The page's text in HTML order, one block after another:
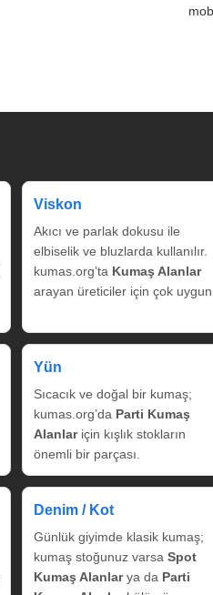
Viskon
Akıcı ve parlak dokusu ile
elbiselik ve bluzlarda kullanılır.
kumas.org’ta Kumaş Alanlar
arayan üreticiler için çok
Yün
Sıcacık ve doğal bir kumaş;
kumas.org’da Parti Kumaş
Alanlariçin kışlık stokların
önemli bir parçası.
Denim / Kot
Günlük giyimde klasik kumaş;
kumaş stoğunuz varsa Spot
Kumaş Alanlarya da Parti